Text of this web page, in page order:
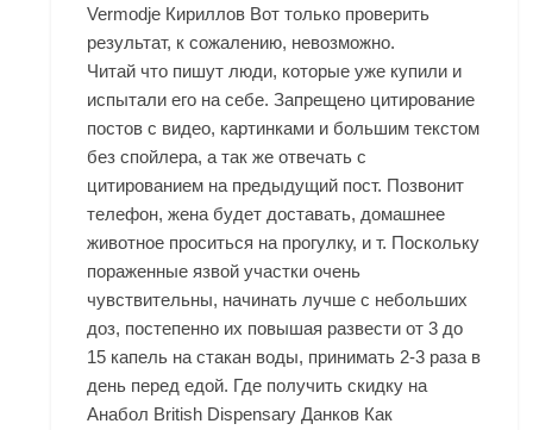
Vermodje Кириллов Вот только проверить
результат, к сожалению, невозможно.
Читай что пишут люди, которые уже купили и
испытали его на себе. Запрещено цитирование
постов с видео, картинками и большим текстом
без спойлера, а так же отвечать с
цитированием на предыдущий пост. Позвонит
телефон, жена будет доставать, домашнее
животное проситься на прогулку, и т. Поскольку
пораженные язвой участки очень
чувствительны, начинать лучше с небольших
доз, постепенно их повышая развести от 3 до
15 капель на стакан воды, принимать 2-3 раза в
день перед едой. Где получить скидку на
Анабол British Dispensary Данков Как